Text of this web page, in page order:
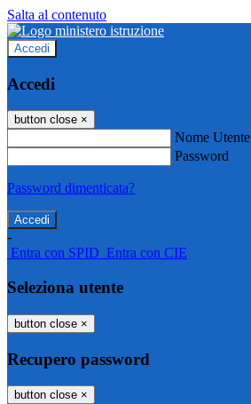
Salta al contenuto
Accedi
Accedi
button close ×
Nome Utente
Password
Password dimenticata?
-
Entra con SPID Entra con CIE
Seleziona utente
button close ×
Recupero password
button close ×